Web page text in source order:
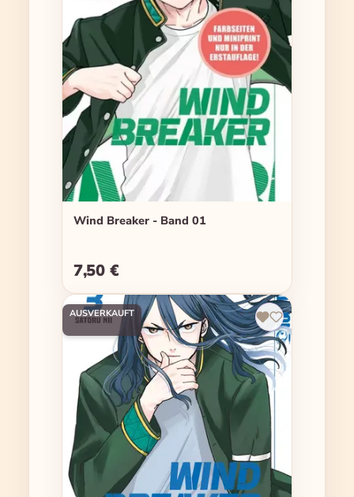
Wind Breaker - Band 01
Regulärer Preis:
7,50 €
AUSVERKAUFT